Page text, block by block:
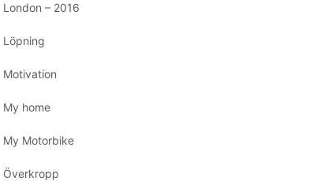
London – 2016
Löpning
Motivation
My home
My Motorbike
Överkropp